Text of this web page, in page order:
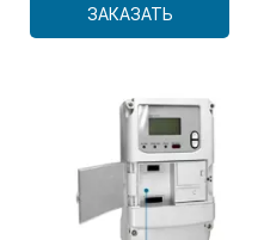
ЗАКАЗАТЬ